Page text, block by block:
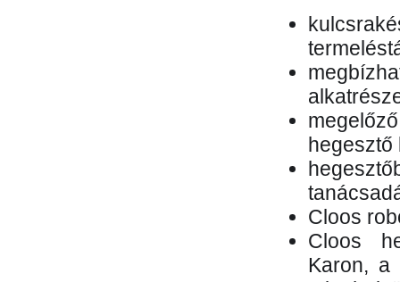
hegesztő
Cloos
Cloos
Karon, a